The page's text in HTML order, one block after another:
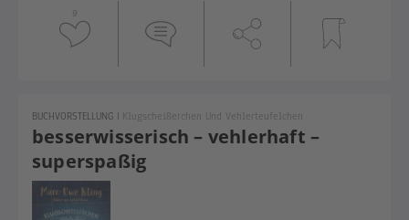
9
besserwisserisch – vehlerhaft –
superspaßig
BUCHVORSTELLUNG | Klugscheißerchen Und Vehlerteufelchen